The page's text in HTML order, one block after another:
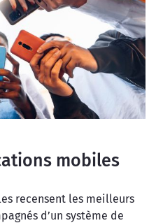
mobiles
recensent les meilleurs
d’un système de